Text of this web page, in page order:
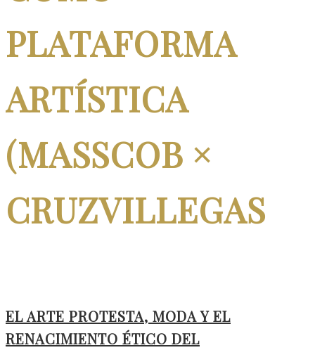
PLATAFORMA
ARTÍSTICA
(MASSCOB ×
CRUZVILLEGAS
EL ARTE PROTESTA, MODA Y EL
RENACIMIENTO ÉTICO DEL